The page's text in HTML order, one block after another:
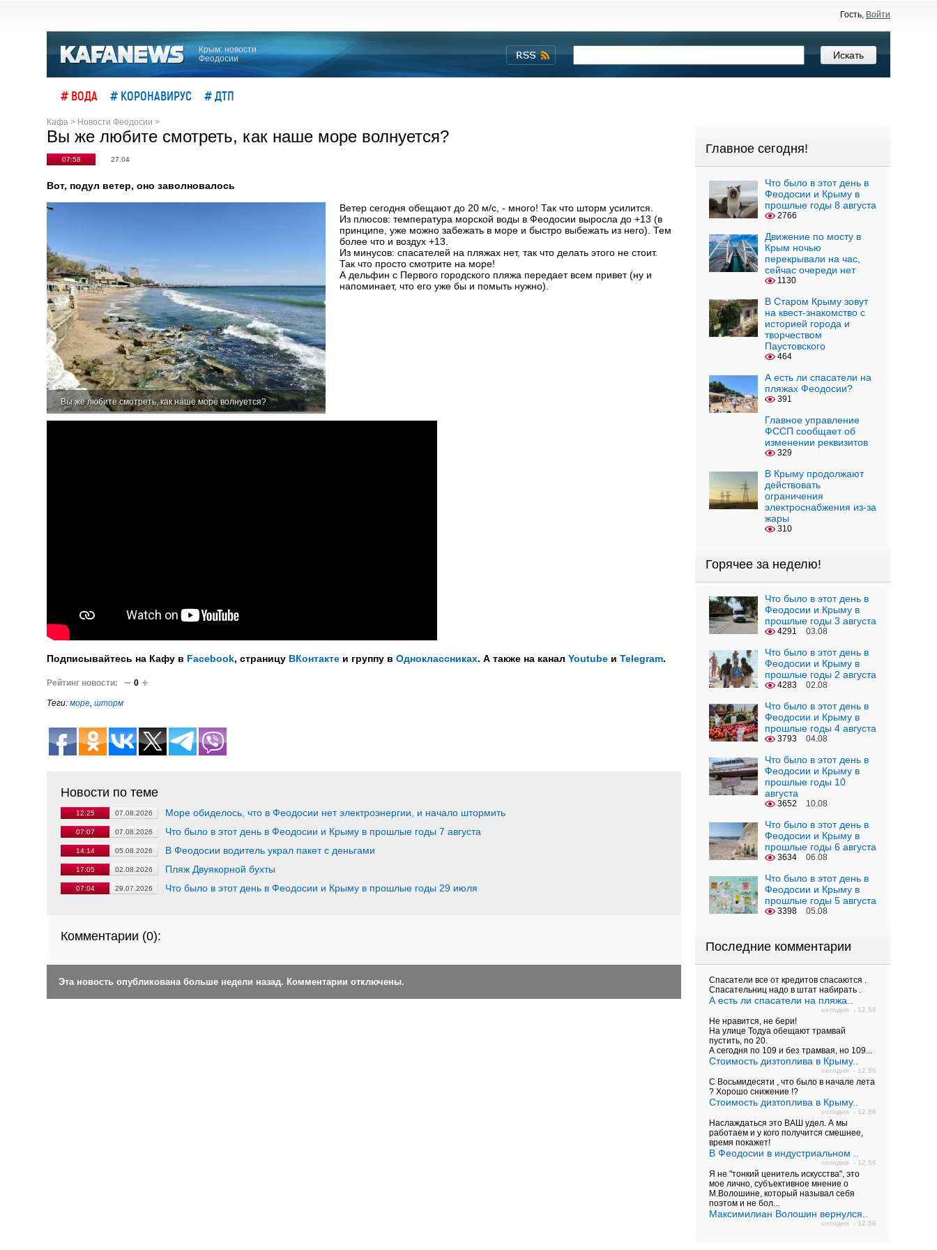
Гость, Войти
Крым: новости
Феодосии
# ВОДА # КОРОНАВИРУС # ДТП
Кафа > Новости Феодосии >
Вы же любите смотреть, как наше море волнуется?
07:58 27.04
Вот, подул ветер, оно заволновалось
Вы же любите смотреть, как наше море волнуется?
Ветер сегодня обещают до 20 м/с, - много! Так что шторм усилится.
Из плюсов: температура морской воды в Феодосии выросла до +13 (в
принципе, уже можно забежать в море и быстро выбежать из него). Тем
более что и воздух +13.
Из минусов: спасателей на пляжах нет, так что делать этого не стоит.
Так что просто смотрите на море!
А дельфин с Первого городского пляжа передает всем привет (ну и
напоминает, что его уже бы и помыть нужно).
Подписывайтесь на Кафу в Facebook, страницу ВКонтакте и группу в Одноклассниках. А также на канал Youtube и Telegram.
Рейтинг новости: 0
Теги: море, шторм
Новости по теме
12:25 07.08.2026 Море обиделось, что в Феодосии нет электроэнергии, и начало штормить
07:07 07.08.2026 Что было в этот день в Феодосии и Крыму в прошлые годы 7 августа
14:14 05.08.2026 В Феодосии водитель украл пакет с деньгами
17:05 02.08.2026 Пляж Двуякорной бухты
07:04 29.07.2026 Что было в этот день в Феодосии и Крыму в прошлые годы 29 июля
Комментарии (0):
Эта новость опубликована больше недели назад. Комментарии отключены.
Главное сегодня!
Что было в этот день в
Феодосии и Крыму в
прошлые годы 8 августа
2766
Движение по мосту в
Крым ночью
перекрывали на час,
сейчас очереди нет
1130
В Старом Крыму зовут
на квест-знакомство с
историей города и
творчеством
Паустовского
464
А есть ли спасатели на
пляжах Феодосии?
391
Главное управление
ФССП сообщает об
изменении реквизитов
329
В Крыму продолжают
действовать
ограничения
электроснабжения из-за
жары
310
Горячее за неделю!
Что было в этот день в
Феодосии и Крыму в
прошлые годы 3 августа
4291 03.08
Что было в этот день в
Феодосии и Крыму в
прошлые годы 2 августа
4283 02.08
Что было в этот день в
Феодосии и Крыму в
прошлые годы 4 августа
3793 04.08
Что было в этот день в
Феодосии и Крыму в
прошлые годы 10
августа
3652 10.08
Что было в этот день в
Феодосии и Крыму в
прошлые годы 6 августа
3634 06.08
Что было в этот день в
Феодосии и Крыму в
прошлые годы 5 августа
3398 05.08
Последние комментарии
Спасатели все от кредитов спасаются .
Спасательниц надо в штат набирать .
А есть ли спасатели на пляжа..
сегодня - 12.56
Не нравится, не бери!
На улице Тодуа обещают трамвай
пустить, по 20.
А сегодня по 109 и без трамвая, но 109...
Стоимость дизтоплива в Крыму..
сегодня - 12.56
С Восьмидесяти , что было в начале лета
? Хорошо снижение !?
Стоимость дизтоплива в Крыму..
сегодня - 12.56
Наслаждаться это ВАШ удел. А мы
работаем и у кого получится смешнее,
время покажет!
В Феодосии в индустриальном ..
сегодня - 12.56
Я не "тонкий ценитель искусства", это
мое лично, субъективное мнение о
М.Волошине, который называл себя
поэтом и не бол...
Максимилиан Волошин вернулся..
сегодня - 12.56